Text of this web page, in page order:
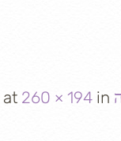
at 260 × 194 in